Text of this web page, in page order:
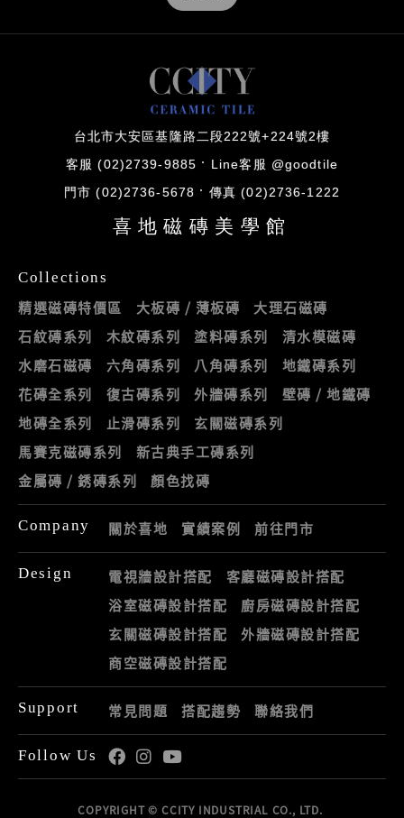
台北市大安區基隆路二段222號+224號2樓
客服 (02)2739-9885 Line客服 @goodtile
門市 (02)2736-5678 傳真 (02)2736-1222
喜地磁磚美學館
Collections
精選磁磚特價區 大板磚 / 薄板磚
大理石磁磚
石紋磚系列
木紋磚系列 塗料磚系列
清水模磁磚
水磨石磁磚
六角磚系列 八角磚系列
地鐵磚系列
花磚全系列
復古磚系列 外牆磚系列
壁磚 / 地鐵磚
地磚全系列
止滑磚系列
玄關磁磚系列
馬賽克磁磚系列
新古典手工磚系列
金屬磚 / 銹磚系列
顏色找磚
Company 關於喜地 實績案例 前往門市
Design 電視牆設計搭配
客廳磁磚設計搭配
浴室磁磚設計搭配
廚房磁磚設計搭配
玄關磁磚設計搭配
外牆磁磚設計搭配
商空磁磚設計搭配
Support 常見問題 搭配趨勢 聯絡我們
Follow Us
COPYRIGHT © CCITY INDUSTRIAL CO., LTD.